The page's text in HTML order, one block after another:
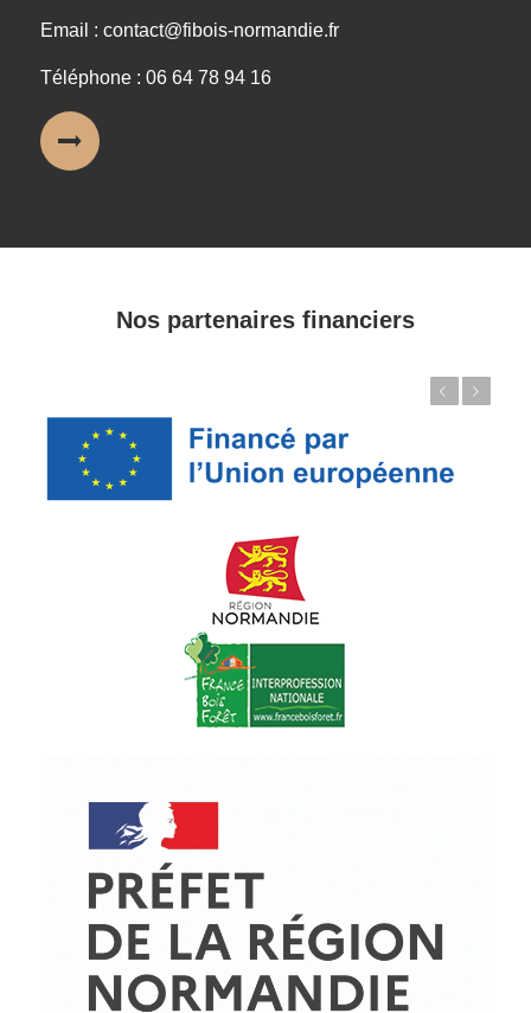
Email : contact@fibois-normandie.fr
Téléphone : 06 64 78 94 16
Nos partenaires financiers
© Copyright - ProfessionsBois | Conception et réalisation :
Actualités
Mentions légales
Politique de confidentialité